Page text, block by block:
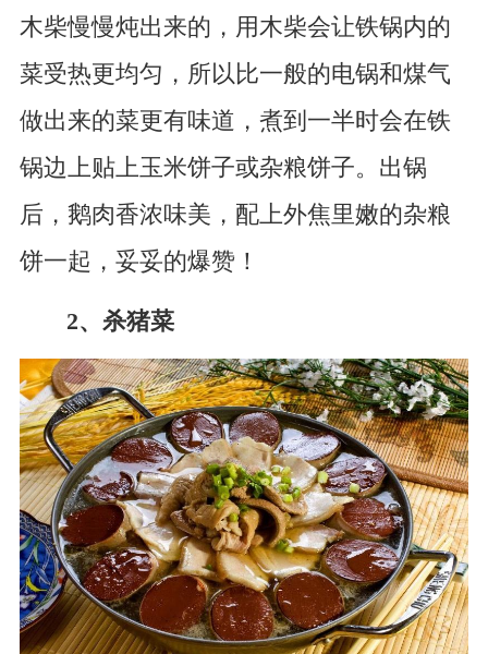
木柴慢慢炖出来的，用木柴会让铁锅内的
菜受热更均匀，所以比一般的电锅和煤气
做出来的菜更有味道，煮到一半时会在铁
锅边上贴上玉米饼子或杂粮饼子。出锅
后，鹅肉香浓味美，配上外焦里嫩的杂粮
饼一起，妥妥的爆赞！
2、杀猪菜